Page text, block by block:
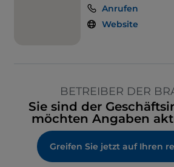
Anrufen
Website
BETREIBER DER
Sie sind der
möchten Angaben